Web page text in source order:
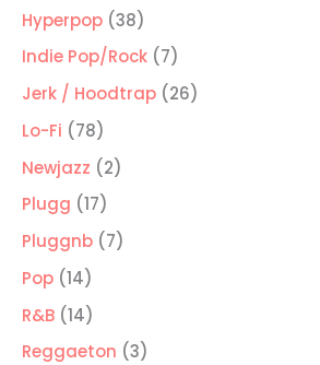
productos
Hyperpop 3838
productos
Indie Pop/Rock 77
productos
Jerk / Hoodtrap 2626
Lo-Fi 7878
productos
Newjazz 22
Plugg 1717
productos
Pluggnb 77
Pop 1414
productos
R&B 1414
productos
Reggaeton 33